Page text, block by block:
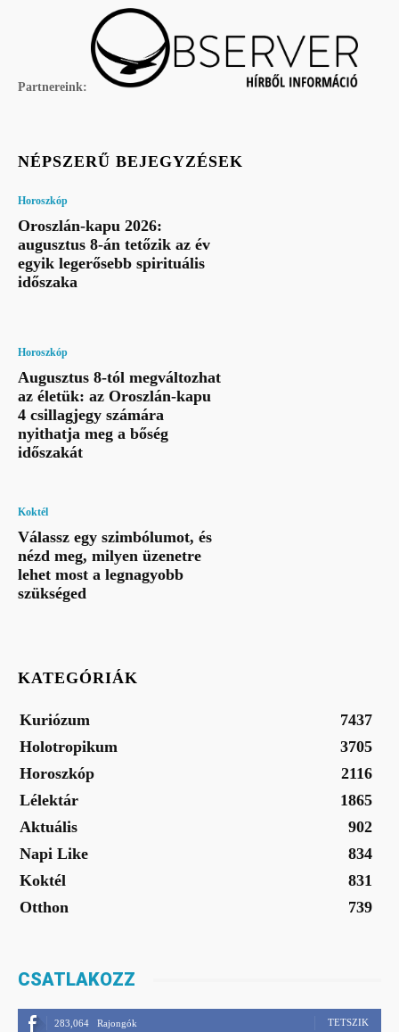
Partnereink:
NÉPSZERŰ BEJEGYZÉSEK
Horoszkóp
Oroszlán-kapu 2026:
augusztus 8-án tetőzik az év
egyik legerősebb spirituális
időszaka
Horoszkóp
Augusztus 8-tól megváltozhat
az életük: az Oroszlán-kapu
4 csillagjegy számára
nyithatja meg a bőség
időszakát
Koktél
Válassz egy szimbólumot, és
nézd meg, milyen üzenetre
lehet most a legnagyobb
szükséged
KATEGÓRIÁK
Kuriózum
7437
Holotropikum
3705
Horoszkóp
2116
Lélektár
1865
Aktuális
902
Napi Like
834
Koktél
831
Otthon
739
CSATLAKOZZ
283,064 Rajongók TETSZIK